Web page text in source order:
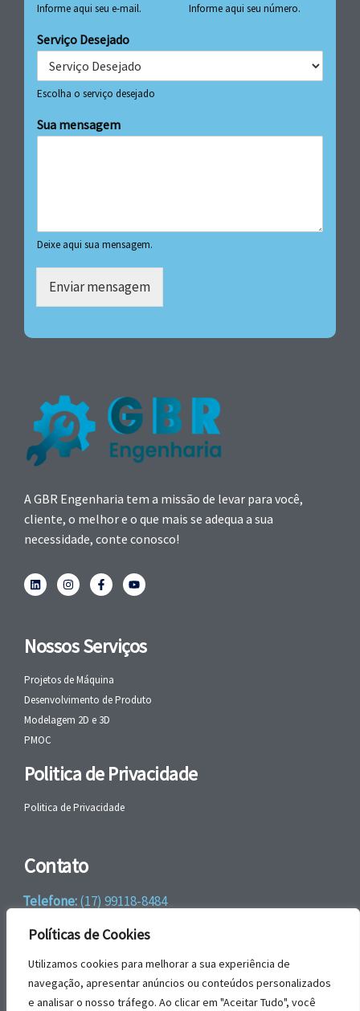
Políticas de Cookies
Utilizamos cookies para melhorar a sua experiência de
navegação, apresentar anúncios ou conteúdos personalizados
e analisar o nosso tráfego. Ao clicar em "Aceitar Tudo", você
Informe aqui seu e-mail. Informe aqui seu número.
Serviço Desejado
Escolha o serviço desejado
Sua mensagem
Deixe aqui sua mensagem.
Enviar mensagem
A GBR Engenharia tem a missão de levar para você,
cliente, o melhor e o que mais se adequa a sua
necessidade, conte conosco!
Nossos Serviços
Projetos de Máquina
Desenvolvimento de Produto
Modelagem 2D e 3D
PMOC
Politica de Privacidade
Politica de Privacidade
Contato
Telefone:(17) 99118-8484
WhatsApp:+55 (17) 99118-8484
email:faleconosco@gbrengenharia.com
Rua Jatai, nº 81